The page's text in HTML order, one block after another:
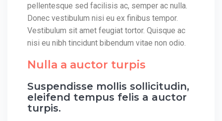
pellentesque sed facilisis ac, semper ac nulla.
Donec vestibulum nisi eu ex finibus tempor.
Vestibulum sit amet feugiat tortor. Quisque ac
nisi eu nibh tincidunt bibendum vitae non odio.
Nulla a auctor turpis
Suspendisse mollis sollicitudin,
eleifend tempus felis a auctor
turpis.